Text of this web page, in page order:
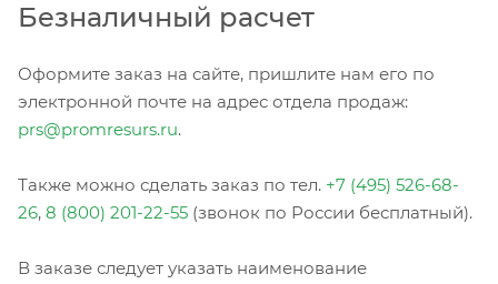
Безналичный расчет
Оформите заказ на сайте, пришлите нам его по
электронной почте на адрес отдела продаж:
prs@promresurs.ru.
Также можно сделать заказ по тел. +7 (495) 526-68-
26, 8 (800) 201-22-55 (звонок по России бесплатный).
В заказе следует указать наименование